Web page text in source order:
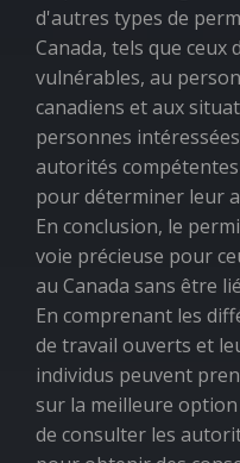
d'autres types de
Canada, tels que
vulnérables, au
canadiens et aux
personnes
autorités
pour déterminer leur
En conclusion, le
voie précieuse pour
au Canada sans être
En comprenant les
de travail ouverts et
individus peuvent
sur la meilleure
de consulter les